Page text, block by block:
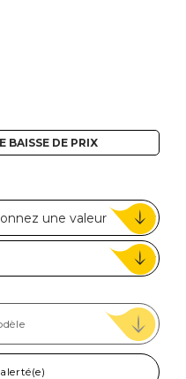
BAISSE DE PRIX